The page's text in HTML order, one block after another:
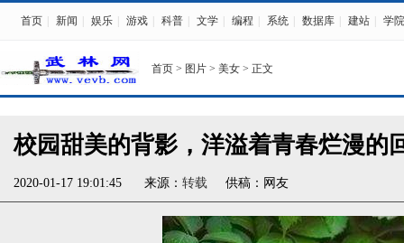
首页 新闻 娱乐 游戏 科普 文学 编程 系统 数据库 建站 学院
首页 > 图片 > 美女 > 正文
校园甜美的背影，洋溢着青春烂漫的
2020-01-17 19:01:45 来源： 转载 供稿：网友